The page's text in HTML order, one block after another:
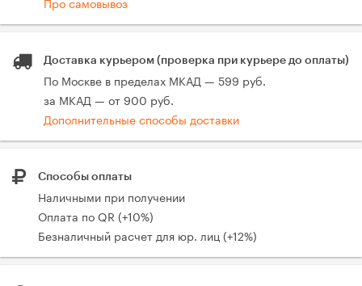
Доставка курьером (проверка при курьере до оплаты)
По Москве в пределах МКАД — 599 руб.
за МКАД — от 900 руб.
Дополнительные способы доставки
Способы оплаты
Наличными при получении
Оплата по QR (+10%)
Безналичный расчет для юр. лиц (+12%)